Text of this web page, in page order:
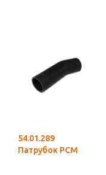
54.01.289
Патрубок РСМ